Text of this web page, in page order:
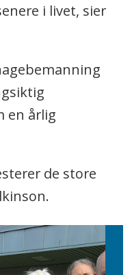
i livet, sier
en årlig
de store